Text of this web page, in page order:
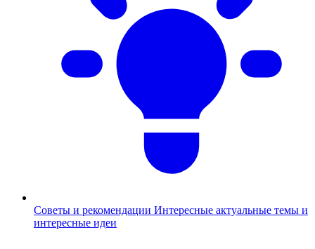
Советы и рекомендации Интересные актуальные темы и
интересные идеи